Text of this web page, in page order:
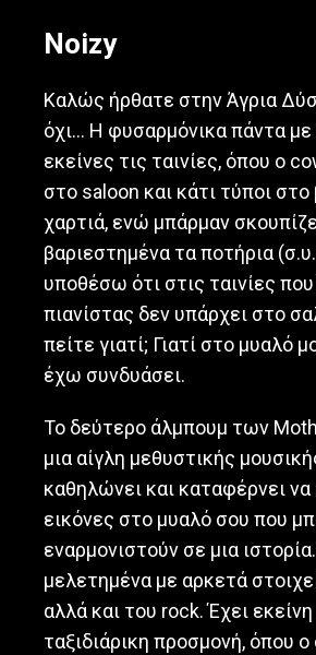
Noizy
Καλώς ήρθατε στην Άγρια
όχι… Η φυσαρμόνικα πάντα
εκείνες τις ταινίες, όπου ο
στο saloon και κάτι τύποι
χαρτιά, ενώ μπάρμαν
βαριεστημένα τα ποτήρια
υποθέσω ότι στις ταινίες
πιανίστας δεν υπάρχει στο
πείτε γιατί; Γιατί στο μυαλό
έχω συνδυάσει.
Το δεύτερο άλμπουμ των
μια αίγλη μεθυστικής
καθηλώνει και καταφέρνει να
εικόνες στο μυαλό σου που
εναρμονιστούν σε μια
μελετημένα με αρκετά
αλλά και του rock. Έχει
ταξιδιάρικη προσμονή, όπου